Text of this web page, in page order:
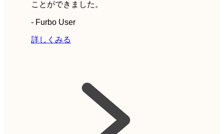
ことができました。
- Furbo User
詳しくみる